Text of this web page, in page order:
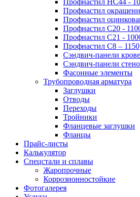
Профнастил НС44 -
Профнастил
Профнастил
Профнастил С20 -
Профнастил С21 -
Профнастил С8 – 1150
Сэндвич-панели
Сэндвич-панели
Фасонные элементы
Трубопроводная арматура
Заглушки
Отводы
Переходы
Тройники
Фланцевые заглушки
Фланцы
Прайс-листы
Калькулятор
Спецстали и сплавы
Жаропрочные
Коррозионностойкие
Фотогалерея